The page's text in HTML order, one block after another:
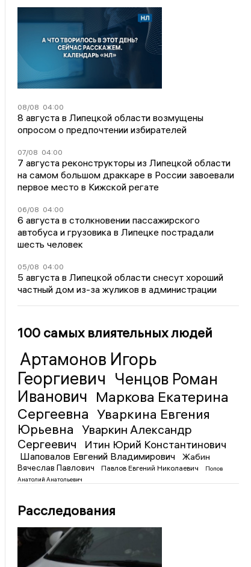
08/08 04:00
8 августа в Липецкой области возмущены
опросом о предпочтении избирателей
07/08 04:00
7 августа реконструкторы из Липецкой области
на самом большом драккаре в России завоевали
первое место в Кижской регате
06/08 04:00
6 августа в столкновении пассажирского
автобуса и грузовика в Липецке пострадали
шесть человек
05/08 04:00
5 августа в Липецкой области снесут хороший
частный дом из-за жуликов в администрации
100 самых влиятельных людей
Артамонов Игорь
Георгиевич Ченцов Роман
Иванович Маркова Екатерина
Сергеевна Уваркина Евгения
Юрьевна
Уваркин Александр
Сергеевич
Итин Юрий Константинович
Шаповалов Евгений Владимирович
Жабин
Вячеслав Павлович
Павлов Евгений Николаевич
Попов
Анатолий Анатольевич
Расследования